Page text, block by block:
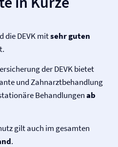
die DEVK mitsehr guten
der DEVK bietet
und Zahnarztbehandlung
Behandlungenab
gilt auch im gesamten
.